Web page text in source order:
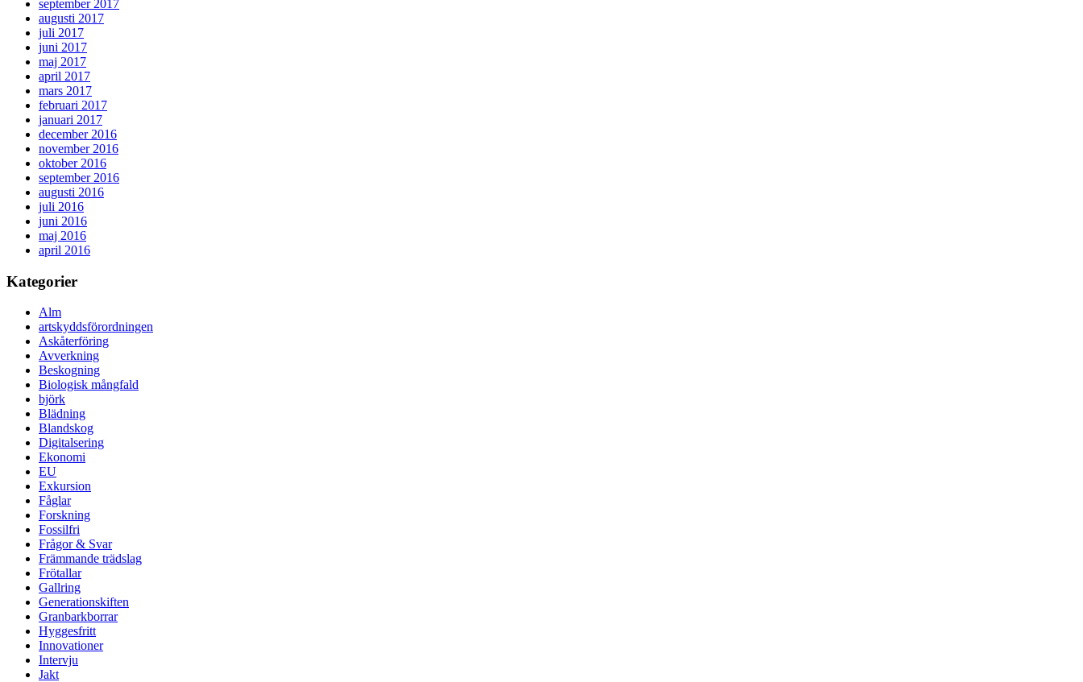
september 2017
augusti 2017
juli 2017
juni 2017
maj 2017
april 2017
mars 2017
februari 2017
januari 2017
december 2016
november 2016
oktober 2016
september 2016
augusti 2016
juli 2016
juni 2016
maj 2016
april 2016
Kategorier
Alm
artskyddsförordningen
Askåterföring
Avverkning
Beskogning
Biologisk mångfald
björk
Blädning
Blandskog
Digitalsering
Ekonomi
EU
Exkursion
Fåglar
Forskning
Fossilfri
Frågor & Svar
Främmande trädslag
Frötallar
Gallring
Generationskiften
Granbarkborrar
Hyggesfritt
Innovationer
Intervju
Jakt